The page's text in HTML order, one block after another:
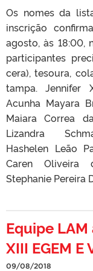
Os nomes da
inscrição
agosto, às 18:00,
participantes
cera), tesoura,
tampa. Jennifer
Acunha Mayara
Maiara Correa
Lizandra
Hashelen Leão
Caren Oliveira
Stephanie Pereira
Equipe
XIII EGEM E
09/08/2018